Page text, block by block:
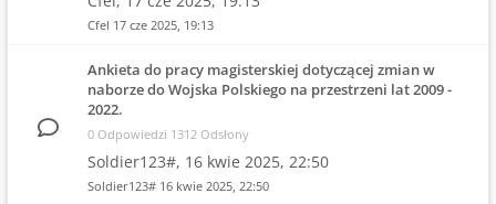
Cfel 17 cze 2025, 19:13
Ankieta do pracy magisterskiej dotyczącej zmian w
naborze do Wojska Polskiego na przestrzeni lat 2009 -
2022.
0 Odpowiedzi 1312 Odsłony
Soldier123#, 16 kwie 2025, 22:50
Soldier123# 16 kwie 2025, 22:50